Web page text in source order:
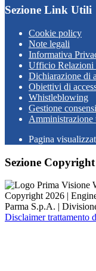
Sezione Link Utili
Cookie policy
Note legali
Informativa
Ufficio Relazioni
Dichiarazione di
Obiettivi di
Whistleblowing
Gestione
Amministrazione
Pagina
Sezione Copyright
Copyright 2026 |
Parma S.p.A. |
Disclaimer trattamento